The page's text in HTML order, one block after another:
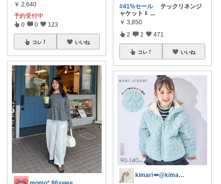
￥ 2,640
予約受付中
0 0 123
コレ いいね
#41%セールテックリネンジ
ャケット〻 ...
￥ 3,850
2 2 471
コレ いいね
kimari🥕@kimari___ia